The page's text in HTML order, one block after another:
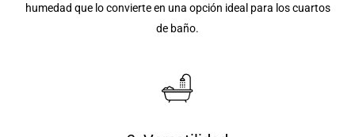
humedad que lo convierte en una opción ideal para los cuartos
de baño.